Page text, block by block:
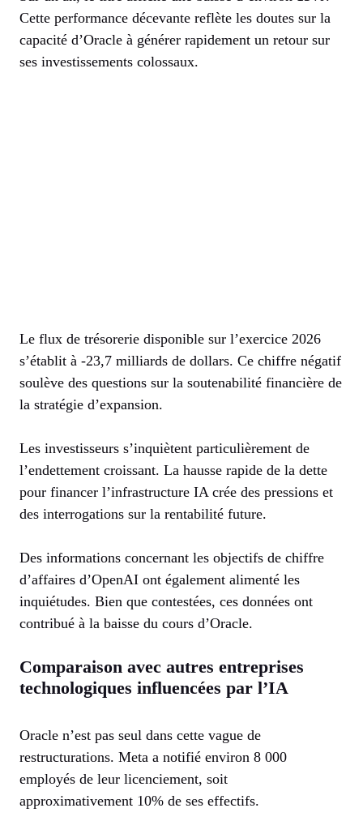
Cette performance décevante reflète les doutes sur la
capacité d’Oracle à générer rapidement un retour sur
ses investissements colossaux.
Le flux de trésorerie disponible sur l’exercice 2026
s’établit à -23,7 milliards de dollars. Ce chiffre négatif
soulève des questions sur la soutenabilité financière de
la stratégie d’expansion.
Les investisseurs s’inquiètent particulièrement de
l’endettement croissant. La hausse rapide de la dette
pour financer l’infrastructure IA crée des pressions et
des interrogations sur la rentabilité future.
Des informations concernant les objectifs de chiffre
d’affaires d’OpenAI ont également alimenté les
inquiétudes. Bien que contestées, ces données ont
contribué à la baisse du cours d’Oracle.
Comparaison avec autres entreprises
technologiques influencées par l’IA
Oracle n’est pas seul dans cette vague de
restructurations. Meta a notifié environ 8 000
employés de leur licenciement, soit
approximativement 10% de ses effectifs.